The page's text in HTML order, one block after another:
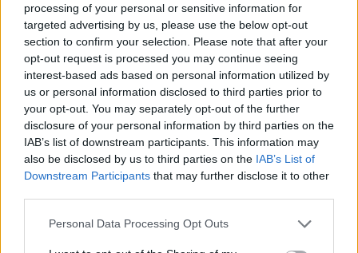
processing of your personal or sensitive information for
targeted advertising by us, please use the below opt-out
section to confirm your selection. Please note that after your
opt-out request is processed you may continue seeing
interest-based ads based on personal information utilized by
us or personal information disclosed to third parties prior to
your opt-out. You may separately opt-out of the further
disclosure of your personal information by third parties on the
IAB’s list of downstream participants. This information may
also be disclosed by us to third parties on the IAB’s List of
Downstream Participants that may further disclose it to other
Personal Data Processing Opt Outs
Fodor Sándor szövegével és Rusz Lívia
rajzaival, a könyv pedig csak 1966-ban látott
napvilágot. Ezért kapta a tárlat a Csipike 60+
címet.